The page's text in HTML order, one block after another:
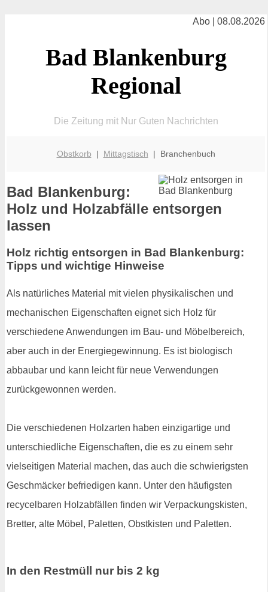
Abo | 08.08.2026
Bad Blankenburg
Regional
Die Zeitung mit Nur Guten Nachrichten
Obstkorb | Mittagstisch | Branchenbuch
Bad Blankenburg:
Holz und Holzabfälle entsorgen
lassen
Holz richtig entsorgen in Bad Blankenburg:
Tipps und wichtige Hinweise
Als natürliches Material mit vielen physikalischen und
mechanischen Eigenschaften eignet sich Holz für
verschiedene Anwendungen im Bau- und Möbelbereich,
aber auch in der Energiegewinnung. Es ist biologisch
abbaubar und kann leicht für neue Verwendungen
zurückgewonnen werden.
Die verschiedenen Holzarten haben einzigartige und
unterschiedliche Eigenschaften, die es zu einem sehr
vielseitigen Material machen, das auch die schwierigsten
Geschmäcker befriedigen kann. Unter den häufigsten
recycelbaren Holzabfällen finden wir Verpackungskisten,
Bretter, alte Möbel, Paletten, Obstkisten und Paletten.
In den Restmüll nur bis 2 kg